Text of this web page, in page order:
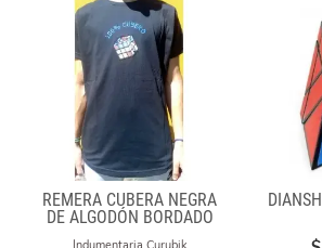
REMERA CUBERA NEGRA
DE ALGODÓN BORDADO
100% CUBERO